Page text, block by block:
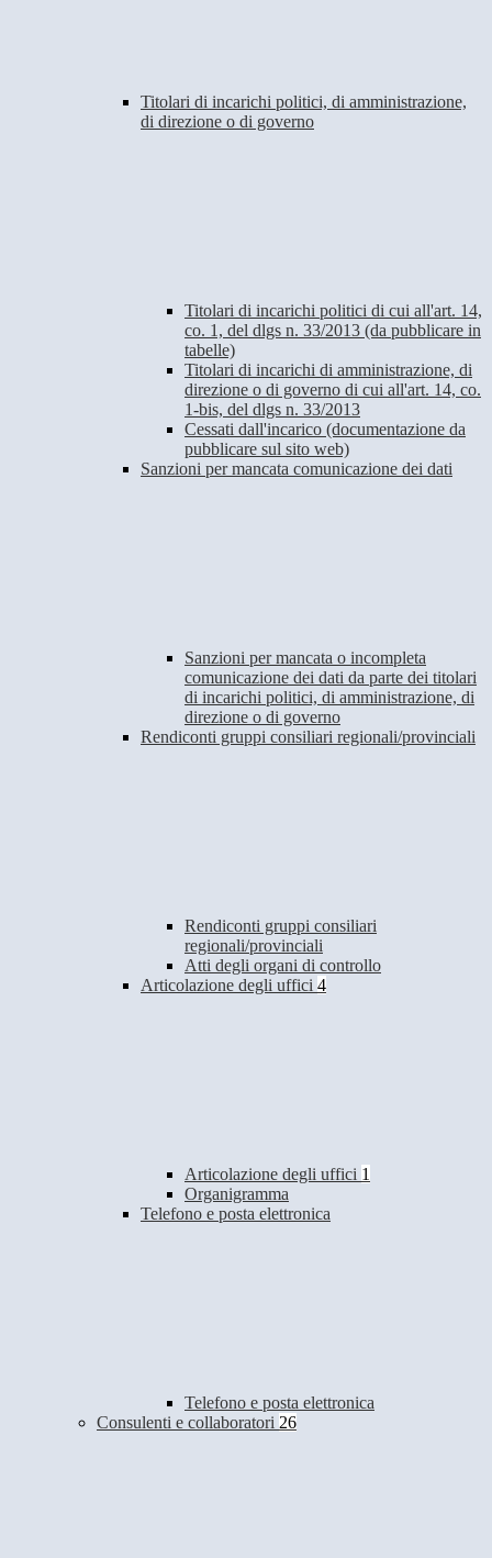
Titolari di incarichi politici, di amministrazione,
di direzione o di governo
Titolari di incarichi politici di cui all'art. 14,
co. 1, del dlgs n. 33/2013 (da pubblicare in
tabelle)
Titolari di incarichi di amministrazione, di
direzione o di governo di cui all'art. 14, co.
1-bis, del dlgs n. 33/2013
Cessati dall'incarico (documentazione da
pubblicare sul sito web)
Sanzioni per mancata comunicazione dei dati
Sanzioni per mancata o incompleta
comunicazione dei dati da parte dei titolari
di incarichi politici, di amministrazione, di
direzione o di governo
Rendiconti gruppi consiliari regionali/provinciali
Rendiconti gruppi consiliari
regionali/provinciali
Atti degli organi di controllo
Articolazione degli uffici 4
Articolazione degli uffici 1
Organigramma
Telefono e posta elettronica
Telefono e posta elettronica
Consulenti e collaboratori 26